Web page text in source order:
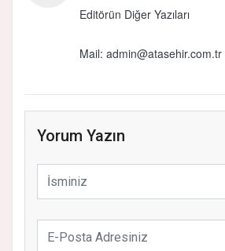
Editörün Diğer Yazıları
Mail: admin@atasehir.com.tr
Yorum Yazın